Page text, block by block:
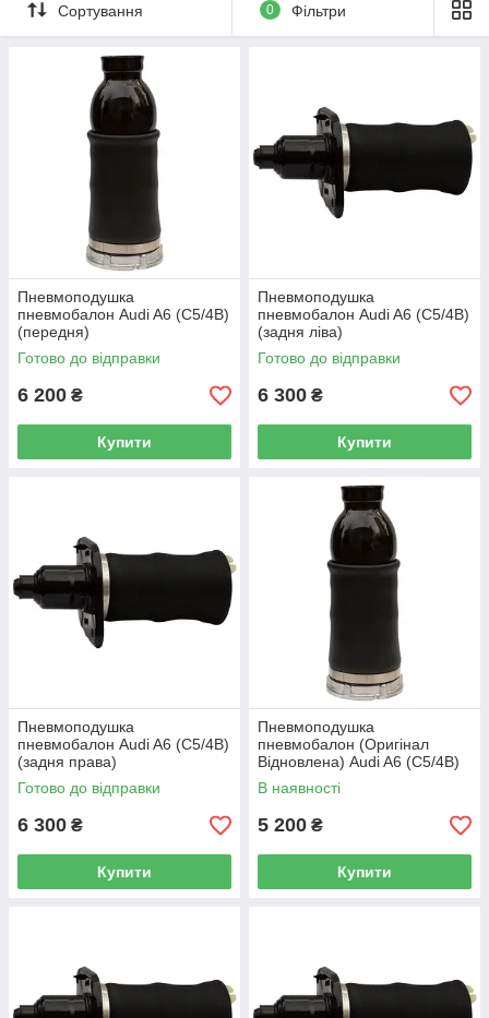
Сортування 0 Фільтри
Пневмоподушка
пневмобалон Audi A6 (C5/4B)
(передня)
Готово до відправки
6 200 ₴
Купити
Пневмоподушка
пневмобалон Audi A6 (C5/4B)
(задня ліва)
Готово до відправки
6 300 ₴
Купити
Пневмоподушка
пневмобалон Audi A6 (C5/4B)
(задня права)
Готово до відправки
6 300 ₴
Купити
Пневмоподушка
пневмобалон (Оригінал
Відновлена) Audi A6 (C5/4B)
(передня)
В наявності
5 200 ₴
Купити